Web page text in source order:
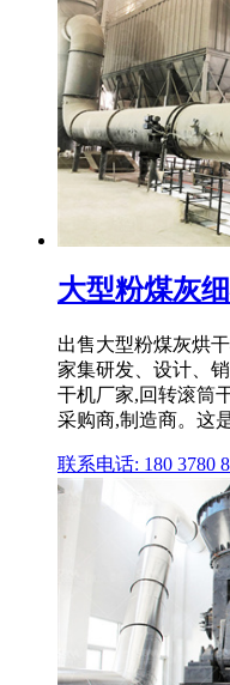
大型粉煤灰
出售大型粉煤灰烘
家集研发、设计、
干机厂家,回转滚筒
采购商,制造商。这
联系电话: 180 3780